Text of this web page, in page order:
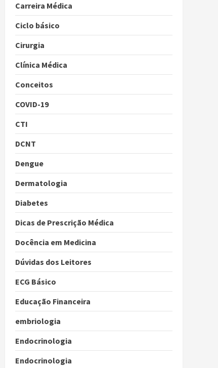
Carreira Médica
Ciclo básico
Cirurgia
Clínica Médica
Conceitos
COVID-19
CTI
DCNT
Dengue
Dermatologia
Diabetes
Dicas de Prescrição Médica
Docência em Medicina
Dúvidas dos Leitores
ECG Básico
Educação Financeira
embriologia
Endocrinologia
Endocrinologia